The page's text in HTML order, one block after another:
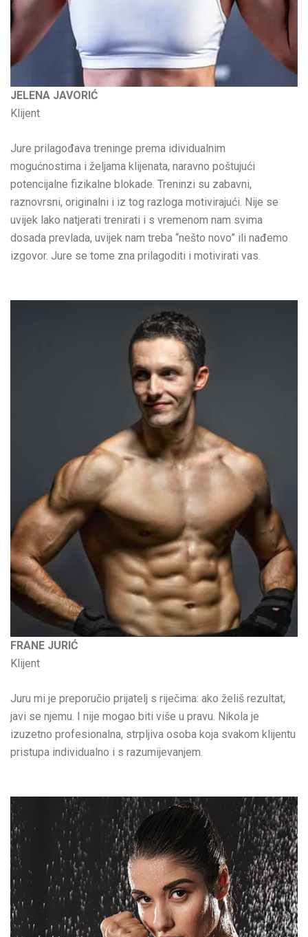
JELENA JAVORIĆ
Klijent
Jure prilagođava treninge prema idividualnim
mogućnostima i željama klijenata, naravno poštujući
potencijalne fizikalne blokade. Treninzi su zabavni,
raznovrsni, originalni i iz tog razloga motivirajući. Nije se
uvijek lako natjerati trenirati i s vremenom nam svima
dosada prevlada, uvijek nam treba “nešto novo” ili nađemo
izgovor. Jure se tome zna prilagoditi i motivirati vas.
FRANE JURIĆ
Klijent
Juru mi je preporučio prijatelj s riječima: ako želiš rezultat,
javi se njemu. I nije mogao biti više u pravu. Nikola je
izuzetno profesionalna, strpljiva osoba koja svakom klijentu
pristupa individualno i s razumijevanjem.